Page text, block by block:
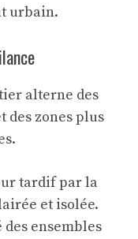
urbain.
alterne des
des zones plus
tardif par la
et isolée.
ensembles